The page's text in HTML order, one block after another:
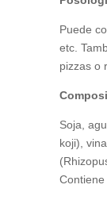
Puede
etc.
pizzas o
Soja,
koji),